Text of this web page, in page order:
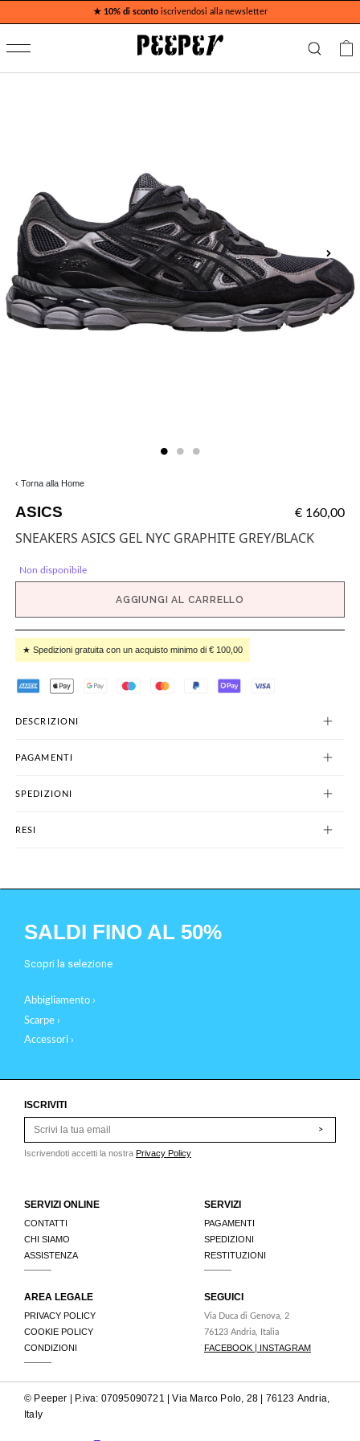
★ 10% di scontoiscrivendosi alla newsletter
‹ Torna alla Home
ASICS € 160,00
SNEAKERS ASICS GEL NYC GRAPHITE GREY/BLACK
Non disponibile
AGGIUNGI AL CARRELLO
★ Spedizioni gratuita con un acquisto minimo di € 100,00
DESCRIZIONI
PAGAMENTI
SPEDIZIONI
RESI
SALDI FINO AL 50%
Scopri la selezione
Abbigliamento ›
Scarpe ›
Accessori ›
ISCRIVITI
>
Iscrivendoti accetti la nostra Privacy Policy
SERVIZI ONLINE
CONTATTI
CHI SIAMO
ASSISTENZA
SERVIZI
PAGAMENTI
SPEDIZIONI
RESTITUZIONI
AREA LEGALE
PRIVACY POLICY
COOKIE POLICY
CONDIZIONI
SEGUICI
Via Duca di Genova, 2
76123 Andria, Italia
FACEBOOK INSTAGRAM
© Peeper | P.iva: 07095090721 | Via Marco Polo, 28 | 76123 Andria,
Italy